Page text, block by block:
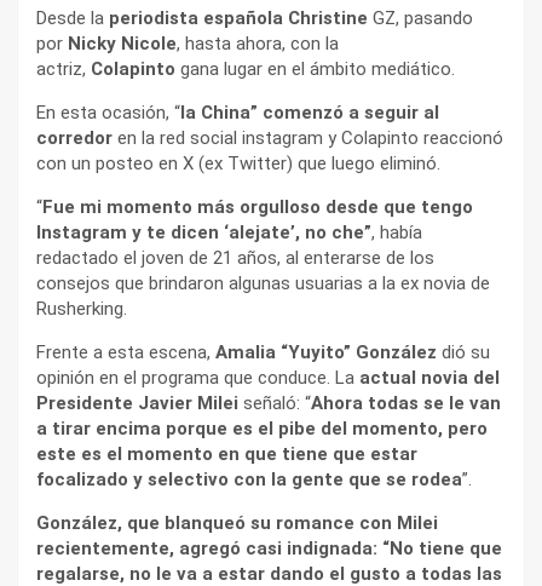
Desde la periodista española Christine GZ, pasando
por Nicky Nicole, hasta ahora, con la
actriz, Colapinto gana lugar en el ámbito mediático.
En esta ocasión, “la China” comenzó a seguir al
corredor en la red social instagram y Colapinto reaccionó
con un posteo en X (ex Twitter) que luego eliminó.
“Fue mi momento más orgulloso desde que tengo
Instagram y te dicen ‘alejate’, no che”, había
redactado el joven de 21 años, al enterarse de los
consejos que brindaron algunas usuarias a la ex novia de
Rusherking.
Frente a esta escena, Amalia “Yuyito” González dió su
opinión en el programa que conduce. La actual novia del
Presidente Javier Milei señaló: “Ahora todas se le van
a tirar encima porque es el pibe del momento, pero
este es el momento en que tiene que estar
focalizado y selectivo con la gente que se rodea”.
González, que blanqueó su romance con Milei
recientemente, agregó casi indignada: “No tiene que
regalarse, no le va a estar dando el gusto a todas las